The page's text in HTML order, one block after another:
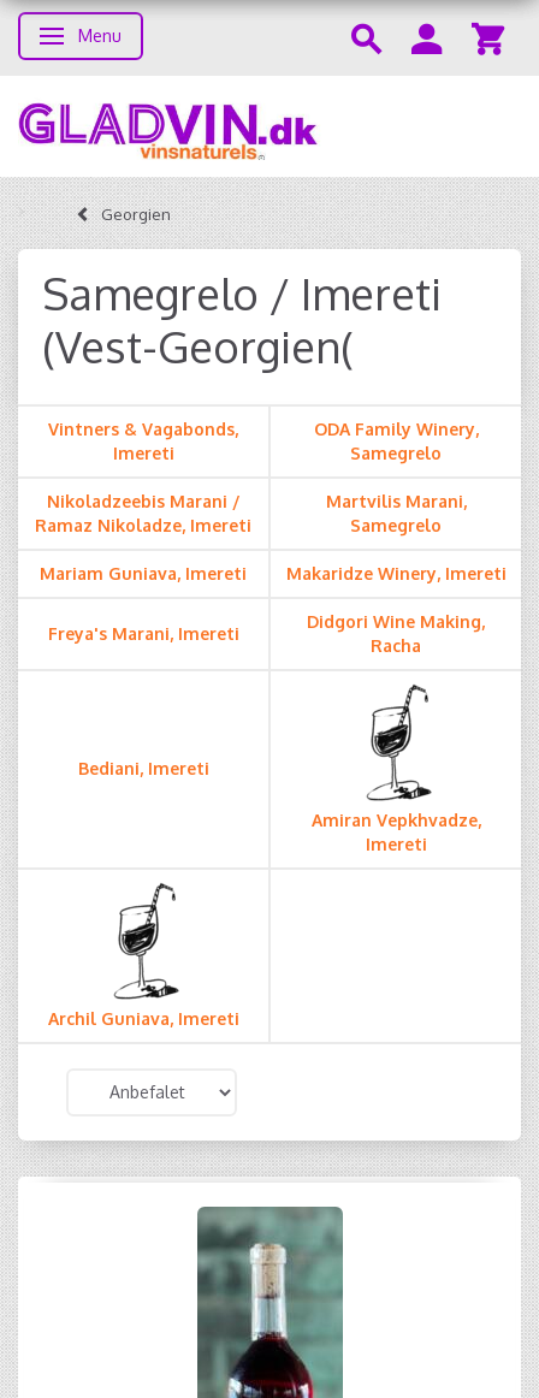
Skifte navigation
Menu
Georgien
Samegrelo / Imereti
(Vest-Georgien(
Vintners & Vagabonds,
Imereti
ODA Family Winery,
Samegrelo
Nikoladzeebis Marani /
Ramaz Nikoladze, Imereti
Martvilis Marani,
Samegrelo
Mariam Guniava, Imereti Makaridze Winery, Imereti
Freya's Marani, Imereti
Didgori Wine Making,
Racha
Bediani, Imereti
Amiran Vepkhvadze,
Imereti
Archil Guniava, Imereti